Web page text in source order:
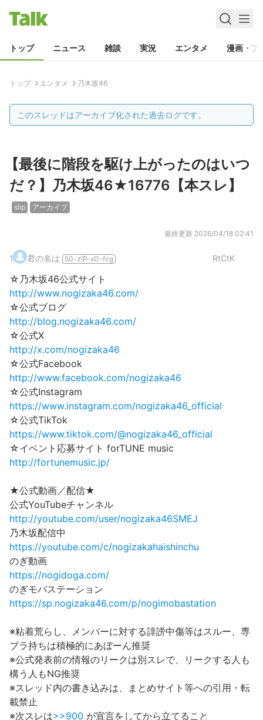
トップ ニュース 雑談 実況 エンタメ 漫画・ア
トップ エンタメ 乃木坂46
このスレッドはアーカイブ化された過去ログです。
【最後に階段を駆け上がったのはいつ
だ？】乃木坂46★16776【本スレ】
slip アーカイブ
最終更新 2026/04/18 02:41
1. 君の名は 50-zIP-xD-fcg RtCtK
☆乃木坂46公式サイト
http://www.nogizaka46.com/
☆公式ブログ
http://blog.nogizaka46.com/
☆公式X
http://x.com/nogizaka46
☆公式Facebook
http://www.facebook.com/nogizaka46
☆公式Instagram
https://www.instagram.com/nogizaka46_official
☆公式TikTok
https://www.tiktok.com/@nogizaka46_official
☆イベント応募サイト forTUNE music
http://fortunemusic.jp/
★公式動画／配信★
公式YouTubeチャンネル
http://youtube.com/user/nogizaka46SMEJ
乃木坂配信中
https://youtube.com/c/nogizakahaishinchu
のぎ動画
https://nogidoga.com/
のぎモバステーション
https://sp.nogizaka46.com/p/nogimobastation
※粘着荒らし、メンバーに対する誹謗中傷等はスルー、専
ブラ持ちは積極的にあぼーん推奨
※公式発表前の情報のリークは別スレで、リークする人も
構う人もNG推奨
※スレッド内の書き込みは、まとめサイト等への引用・転
載禁止
※次スレは>>900 が宣言をしてから立てること